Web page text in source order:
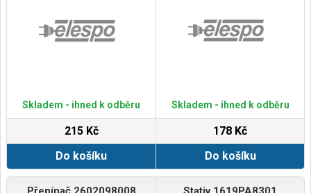
Skladem - ihned k odběru
215 Kč
Do košíku
Skladem - ihned k odběru
178 Kč
Do košíku